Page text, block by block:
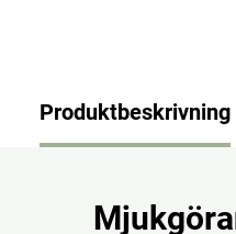
Produktbeskrivning